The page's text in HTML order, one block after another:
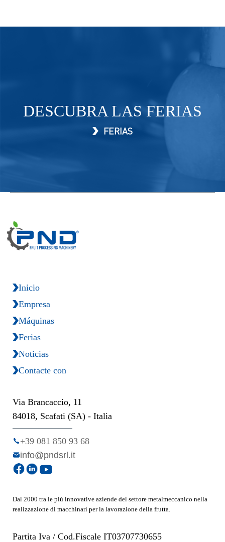
DESCUBRA LAS FERIAS
FERIAS
Dal 2000 tra le più innovative aziende del settore metalmeccanico nella
realizzazione di macchinari per la lavorazione della frutta.
Partita Iva / Cod.Fiscale IT03707730655
Inicio
Empresa
Máquinas
Ferias
Noticias
Contacte con
Via Brancaccio, 11
84018, Scafati (SA) - Italia
+39 081 850 93 68
info@pndsrl.it